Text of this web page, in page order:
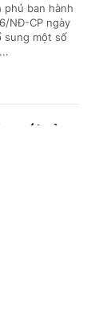
phủ ban hành
NĐ-CP ngày
sung một số
mới của